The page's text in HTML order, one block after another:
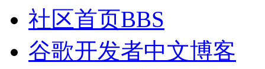
社区首页BBS
谷歌开发者中文博客